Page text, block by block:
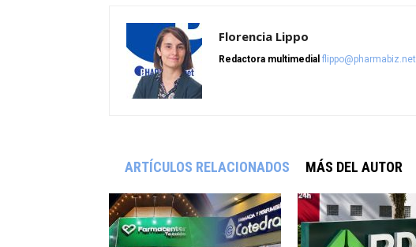
Florencia Lippo
Redactora multimedial flippo@pharmabiz.net
ARTÍCULOS RELACIONADOS MÁS DEL AUTOR